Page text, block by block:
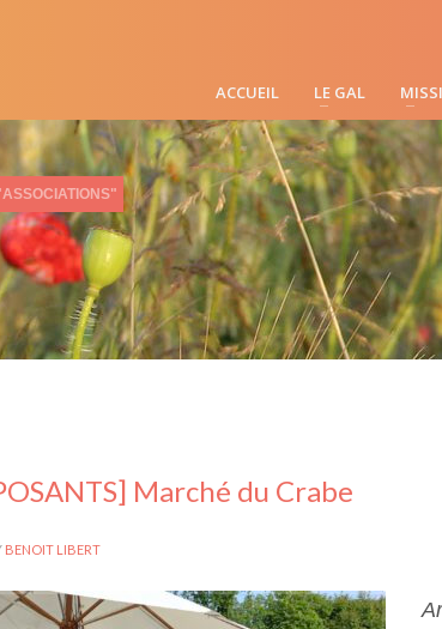
ACCUEIL LE GAL
Marché du Crabe
BENOIT LIBERT